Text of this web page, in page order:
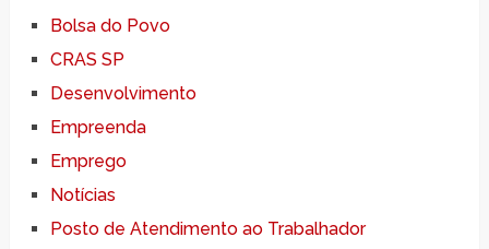
Bolsa do Povo
CRAS SP
Desenvolvimento
Empreenda
Emprego
Notícias
Posto de Atendimento ao Trabalhador